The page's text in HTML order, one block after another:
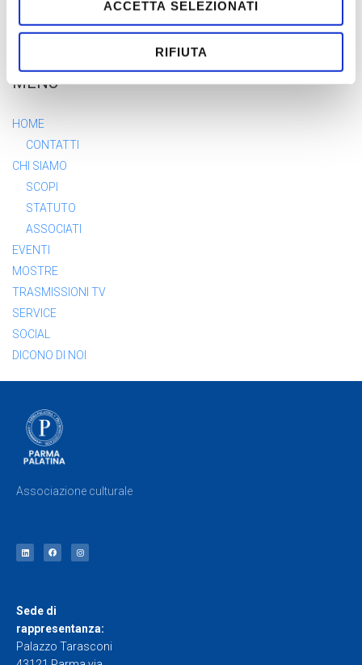
ACCETTA SELEZIONATI
RIFIUTA
MENÙ
HOME
CONTATTI
CHI SIAMO
SCOPI
STATUTO
ASSOCIATI
EVENTI
MOSTRE
TRASMISSIONI TV
SERVICE
SOCIAL
DICONO DI NOI
Associazione culturale
Sede di
rappresentanza:
Palazzo Tarasconi